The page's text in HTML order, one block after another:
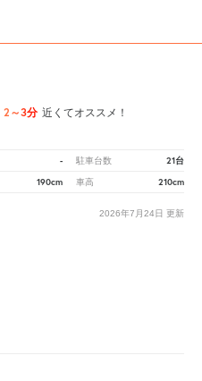
2～3分 近くてオススメ！
- 駐車台数 21台
190cm 車高 210cm
2026年7月24日 更新